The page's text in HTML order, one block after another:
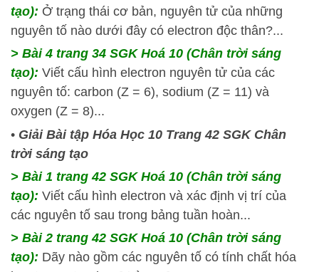
tạo): Ở trạng thái cơ bản, nguyên tử của những
nguyên tố nào dưới đây có electron độc thân?...
> Bài 4 trang 34 SGK Hoá 10 (Chân trời sáng
tạo): Viết cấu hình electron nguyên tử của các
nguyên tố: carbon (Z = 6), sodium (Z = 11) và
oxygen (Z = 8)...
• Giải Bài tập Hóa Học 10 Trang 42 SGK Chân
trời sáng tạo
> Bài 1 trang 42 SGK Hoá 10 (Chân trời sáng
tạo): Viết cấu hình electron và xác định vị trí của
các nguyên tố sau trong bảng tuần hoàn...
> Bài 2 trang 42 SGK Hoá 10 (Chân trời sáng
tạo): Dãy nào gồm các nguyên tố có tính chất hóa